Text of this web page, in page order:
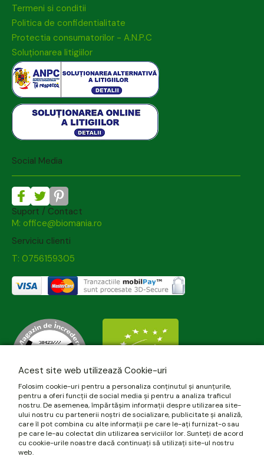
Termeni si conditii
Politica de confidentialitate
Protectia consumatorilor - A.N.P.C
Soluționarea litigiilor
Social Media
Suport / Contact
M: office@biomania.ro
Serviciu clienti
T: 0756159305
Acest site web utilizează Cookie-uri
Folosim cookie-uri pentru a personaliza conținutul și anunțurile,
pentru a oferi funcții de social media și pentru a analiza traficul
nostru. De asemenea, împărtășim informații despre utilizarea site-
ului nostru cu partenerii noștri de socializare, publicitate și analiză,
care îl pot combina cu alte informații pe care le-ați furnizat-o sau
pe care le-au colectat din utilizarea serviciilor lor. Sunteți de acord
cu cookie-urile noastre dacă continuați să utilizați site-ul nostru
web.